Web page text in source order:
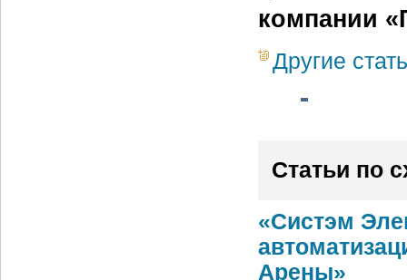
компании
Другие
Статьи по
«Систэм
Арены»